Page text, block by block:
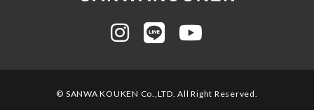
© SANWA KOUKEN Co.,LTD. All Right Reserved.